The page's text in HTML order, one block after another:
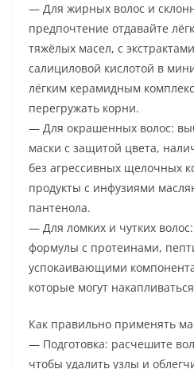
— Для жирных волос и
предпочтение отдавайте
тяжёлых масел, с
салициловой кислотой в
лёгким керамидным
перегружать корни.
— Для окрашенных волос:
маски с защитой цвета,
без агрессивных щелочных
продукты с инфузиями
пантенола.
— Для ломких и чутких
формулы с протеинами,
успокаивающими
которые могут
Как правильно применять
— Подготовка: расчешите
чтобы удалить узлы и